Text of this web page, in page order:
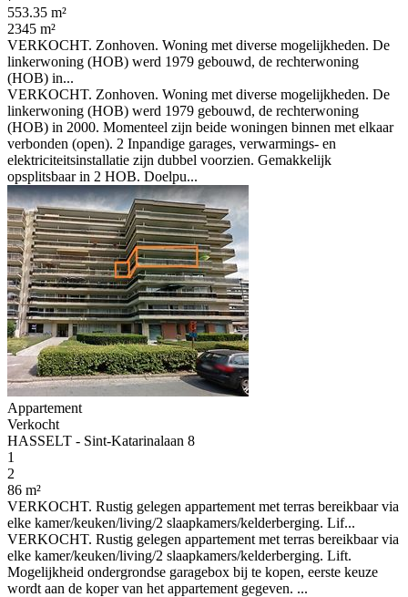
553.35 m²
2345 m²
VERKOCHT. Zonhoven. Woning met diverse mogelijkheden. De
linkerwoning (HOB) werd 1979 gebouwd, de rechterwoning
(HOB) in...
VERKOCHT. Zonhoven. Woning met diverse mogelijkheden. De
linkerwoning (HOB) werd 1979 gebouwd, de rechterwoning
(HOB) in 2000. Momenteel zijn beide woningen binnen met elkaar
verbonden (open). 2 Inpandige garages, verwarmings- en
elektriciteitsinstallatie zijn dubbel voorzien. Gemakkelijk
opsplitsbaar in 2 HOB. Doelpu...
Appartement
Verkocht
HASSELT - Sint-Katarinalaan 8
1
2
86 m²
VERKOCHT. Rustig gelegen appartement met terras bereikbaar via
elke kamer/keuken/living/2 slaapkamers/kelderberging. Lif...
VERKOCHT. Rustig gelegen appartement met terras bereikbaar via
elke kamer/keuken/living/2 slaapkamers/kelderberging. Lift.
Mogelijkheid ondergrondse garagebox bij te kopen, eerste keuze
wordt aan de koper van het appartement gegeven. ...